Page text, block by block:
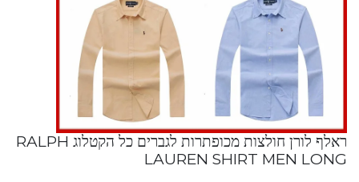
ראלף לורן חולצות מכופתרות לגברים כל הקטלוג RALPH
LAUREN SHIRT MEN LONG